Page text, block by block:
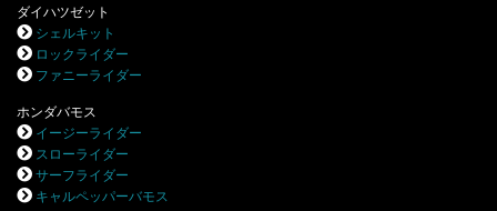
ダイハツゼット
シェルキット
ロックライダー
ファニーライダー
ホンダバモス
イージーライダー
スローライダー
サーフライダー
キャルペッパーバモス